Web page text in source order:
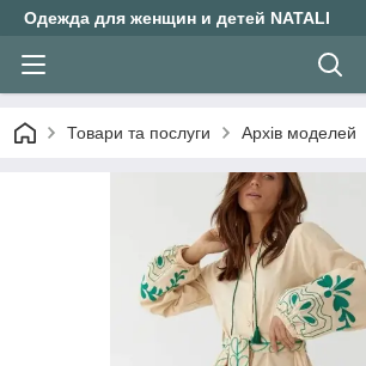
Одежда для женщин и детей NATALI
Товари та послуги Архів моделей